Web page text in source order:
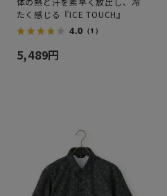
たく感じる『ICE TOUCH』
4.0 （1）
5,489円